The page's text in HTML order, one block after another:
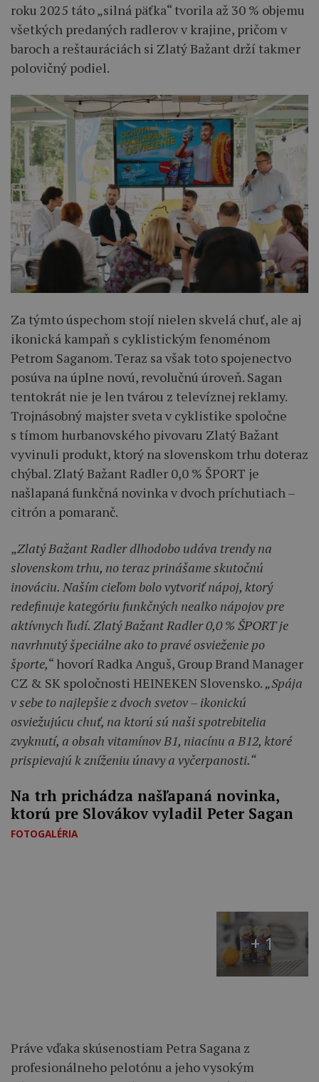
roku 2025 táto „silná päťka“ tvorila až 30 % objemu
všetkých predaných radlerov v krajine, pričom v
baroch a reštauráciách si Zlatý Bažant drží takmer
polovičný podiel.
Za týmto úspechom stojí nielen skvelá chuť, ale aj
ikonická kampaň s cyklistickým fenoménom
Petrom Saganom. Teraz sa však toto spojenectvo
posúva na úplne novú, revolučnú úroveň. Sagan
tentokrát nie je len tvárou z televíznej reklamy.
Trojnásobný majster sveta v cyklistike spoločne
s tímom hurbanovského pivovaru Zlatý Bažant
vyvinuli produkt, ktorý na slovenskom trhu doteraz
chýbal. Zlatý Bažant Radler 0,0 % ŠPORT je
našlapaná funkčná novinka v dvoch príchutiach –
citrón a pomaranč.
„Zlatý Bažant Radler dlhodobo udáva trendy na
slovenskom trhu, no teraz prinášame skutočnú
inováciu. Naším cieľom bolo vytvoriť nápoj, ktorý
redefinuje kategóriu funkčných nealko nápojov pre
aktívnych ľudí. Zlatý Bažant Radler 0,0 % ŠPORT je
navrhnutý špeciálne ako to pravé osvieženie po
športe,“ hovorí Radka Anguš, Group Brand Manager
CZ & SK spoločnosti HEINEKEN Slovensko. „Spája
v sebe to najlepšie z dvoch svetov – ikonickú
osviežujúcu chuť, na ktorú sú naši spotrebitelia
zvyknutí, a obsah vitamínov B1, niacínu a B12, ktoré
prispievajú k zníženiu únavy a vyčerpanosti.“
Na trh prichádza našľapaná novinka,
ktorú pre Slovákov vyladil Peter Sagan
FOTOGALÉRIA
+ 1
Práve vďaka skúsenostiam Petra Sagana z
profesionálneho pelotónu a jeho vysokým